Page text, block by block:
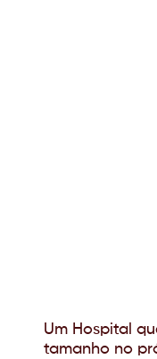
Um Hospital
tamanho no